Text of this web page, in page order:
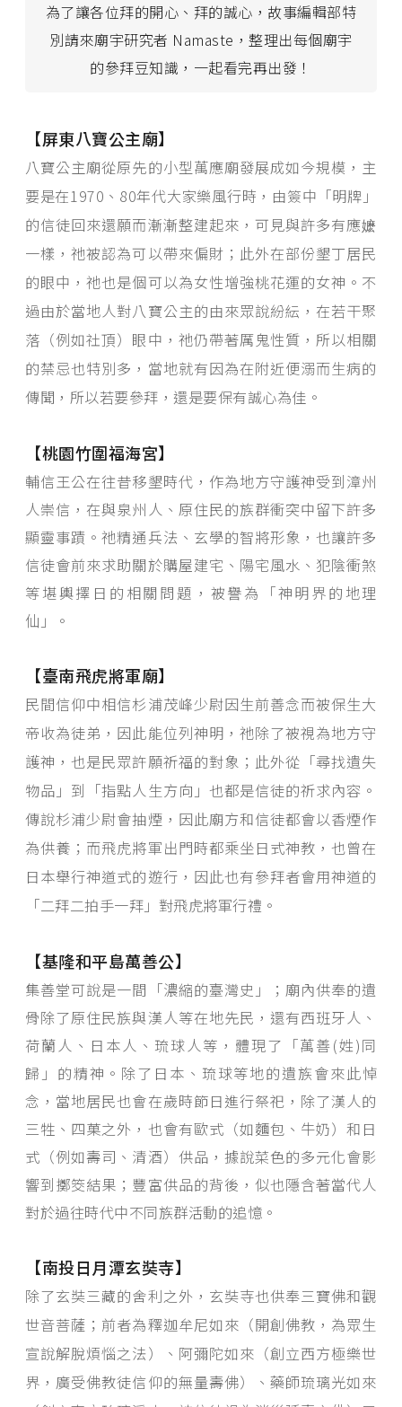
為了讓各位拜的開心、拜的誠心，故事編輯部特
別請來廟宇研究者 Namaste，整理出每個廟宇
的參拜豆知識，一起看完再出發！
【屏東八寶公主廟】
八寶公主廟從原先的小型萬應廟發展成如今規模，主
要是在1970、80年代大家樂風行時，由簽中「明牌」
的信徒回來還願而漸漸整建起來，可見與許多有應嬷
一樣，祂被認為可以帶來偏財；此外在部份墾丁居民
的眼中，祂也是個可以為女性增強桃花運的女神。不
過由於當地人對八寶公主的由來眾說紛紜，在若干聚
落（例如社頂）眼中，祂仍帶著厲鬼性質，所以相關
的禁忌也特別多，當地就有因為在附近便溺而生病的
傳聞，所以若要參拜，還是要保有誠心為佳。
【桃園竹圍福海宮】
輔信王公在往昔移墾時代，作為地方守護神受到漳州
人崇信，在與泉州人、原住民的族群衝突中留下許多
顯靈事蹟。祂精通兵法、玄學的智將形象，也讓許多
信徒會前來求助關於購屋建宅、陽宅風水、犯陰衝煞
等堪輿擇日的相關問題，被譽為「神明界的地理
仙」。
【臺南飛虎將軍廟】
民間信仰中相信杉浦茂峰少尉因生前善念而被保生大
帝收為徒弟，因此能位列神明，祂除了被視為地方守
護神，也是民眾許願祈福的對象；此外從「尋找遺失
物品」到「指點人生方向」也都是信徒的祈求內容。
傳說杉浦少尉會抽煙，因此廟方和信徒都會以香煙作
為供養；而飛虎將軍出門時都乘坐日式神教，也曾在
日本舉行神道式的遊行，因此也有參拜者會用神道的
「二拜二拍手一拜」對飛虎將軍行禮。
【基隆和平島萬善公】
集善堂可說是一間「濃縮的臺灣史」；廟內供奉的遺
骨除了原住民族與漢人等在地先民，還有西班牙人、
荷蘭人、日本人、琉球人等，體現了「萬善(姓)同
歸」的精神。除了日本、琉球等地的遺族會來此悼
念，當地居民也會在歲時節日進行祭祀，除了漢人的
三牲、四菓之外，也會有歐式（如麵包、牛奶）和日
式（例如壽司、清酒）供品，據說菜色的多元化會影
響到擲筊結果；豐富供品的背後，似也隱含著當代人
對於過往時代中不同族群活動的追憶。
【南投日月潭玄奘寺】
除了玄奘三藏的舍利之外，玄奘寺也供奉三寶佛和觀
世音菩薩；前者為釋迦牟尼如來（開創佛教，為眾生
宣說解脫煩惱之法）、阿彌陀如來（創立西方極樂世
界，廣受佛教徒信仰的無量壽佛）、藥師琉璃光如來